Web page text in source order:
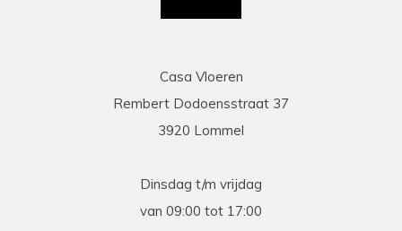
Casa Vloeren
Rembert Dodoensstraat 37
3920 Lommel
Dinsdag t/m vrijdag
van 09:00 tot 17:00